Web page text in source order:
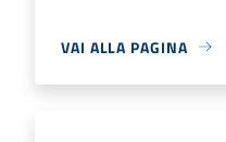
VAI ALLA PAGINA